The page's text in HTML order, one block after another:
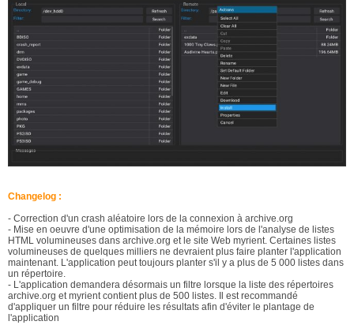
Changelog :
- Correction d'un crash aléatoire lors de la connexion à archive.org
- Mise en oeuvre d'une optimisation de la mémoire lors de l'analyse de listes
HTML volumineuses dans archive.org et le site Web myrient. Certaines listes
volumineuses de quelques milliers ne devraient plus faire planter l'application
maintenant. L'application peut toujours planter s'il y a plus de 5 000 listes dans
un répertoire.
- L'application demandera désormais un filtre lorsque la liste des répertoires
archive.org et myrient contient plus de 500 listes. Il est recommandé
d'appliquer un filtre pour réduire les résultats afin d'éviter le plantage de
l'application